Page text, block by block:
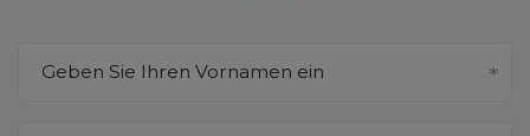
Geben Sie Ihren Vornamen ein